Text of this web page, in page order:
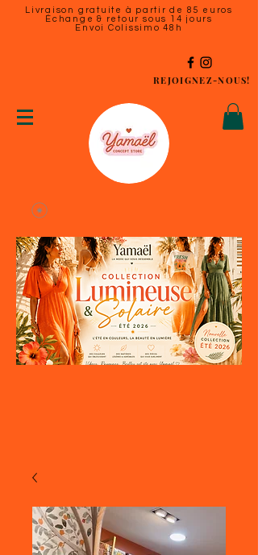
Livraison gratuite à partir de 85 euros
Échange & retour sous 14 jours
Envoi Colissimo 48h
REJOIGNEZ-NOUS!